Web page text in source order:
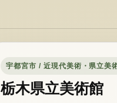
宇都宮市 / 近現代美術・県立美
栃木県立美術館